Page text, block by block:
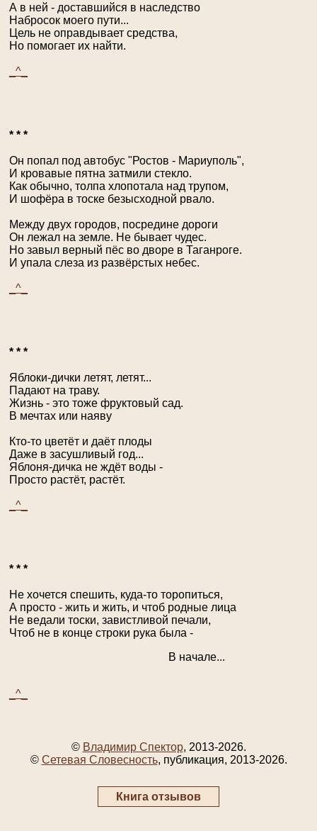
А в ней - доставшийся в наследство
Набросок моего пути...
Цель не оправдывает средства,
Но помогает их найти.
_^_
* * *
Он попал под автобус "Ростов - Мариуполь",
И кровавые пятна затмили стекло.
Как обычно, толпа хлопотала над трупом,
И шофёра в тоске безысходной рвало.
Между двух городов, посредине дороги
Он лежал на земле. Не бывает чудес.
Но завыл верный пёс во дворе в Таганроге.
И упала слеза из развёрстых небес.
_^_
* * *
Яблоки-дички летят, летят...
Падают на траву.
Жизнь - это тоже фруктовый сад.
В мечтах или наяву
Кто-то цветёт и даёт плоды
Даже в засушливый год...
Яблоня-дичка не ждёт воды -
Просто растёт, растёт.
_^_
* * *
Не хочется спешить, куда-то торопиться,
А просто - жить и жить, и чтоб родные лица
Не ведали тоски, завистливой печали,
Чтоб не в конце строки рука была -
В начале...
_^_
© Владимир Спектор, 2013-2026.
© Сетевая Словесность, публикация, 2013-2026.
Книга отзывов